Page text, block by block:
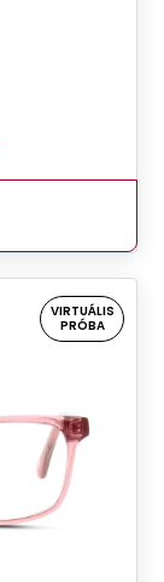
VIRTUÁLIS
PRÓBA